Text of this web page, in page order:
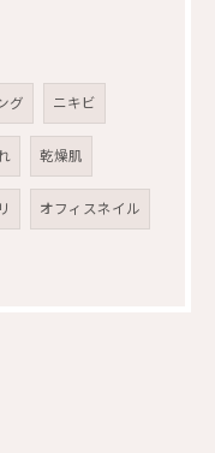
グ ニキビ
乾燥肌
オフィスネイル